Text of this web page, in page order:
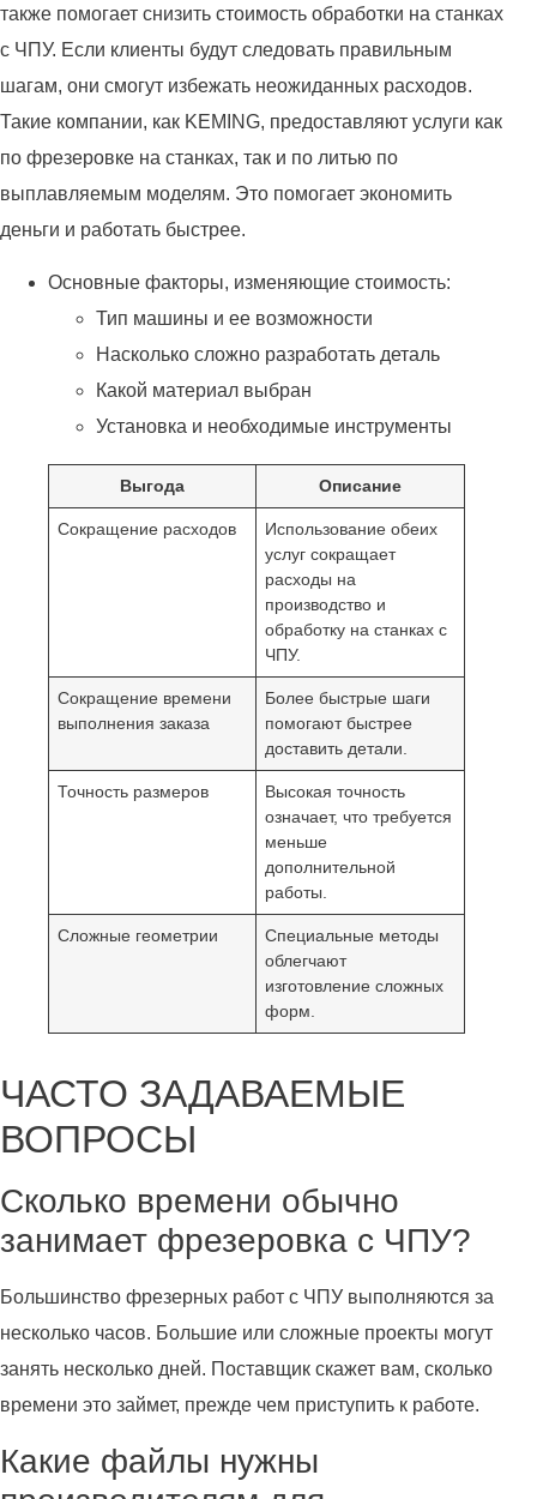
также помогает снизить стоимость обработки на станках
с ЧПУ. Если клиенты будут следовать правильным
шагам, они смогут избежать неожиданных расходов.
Такие компании, как KEMING, предоставляют услуги как
по фрезеровке на станках, так и по литью по
выплавляемым моделям. Это помогает экономить
деньги и работать быстрее.
Основные факторы, изменяющие стоимость:
Тип машины и ее возможности
Насколько сложно разработать деталь
Какой материал выбран
Установка и необходимые инструменты
Выгода Описание
Сокращение расходов
Использование обеих
услуг сокращает
расходы на
производство и
обработку на станках с
ЧПУ.
Сокращение времени
выполнения заказа
Более быстрые шаги
помогают быстрее
доставить детали.
Точность размеров
Высокая точность
означает, что требуется
меньше
дополнительной
работы.
Сложные геометрии
Специальные методы
облегчают
изготовление сложных
форм.
ЧАСТО ЗАДАВАЕМЫЕ
ВОПРОСЫ
Сколько времени обычно
занимает фрезеровка с ЧПУ?
Большинство фрезерных работ с ЧПУ выполняются за
несколько часов. Большие или сложные проекты могут
занять несколько дней. Поставщик скажет вам, сколько
времени это займет, прежде чем приступить к работе.
Какие файлы нужны